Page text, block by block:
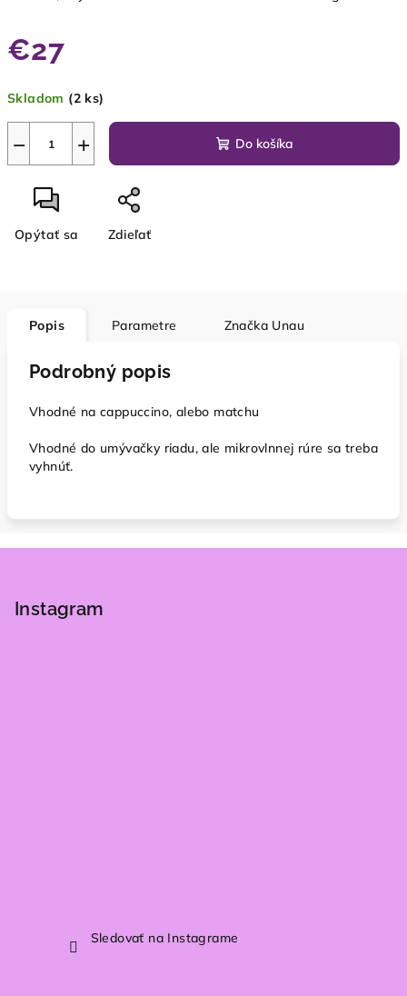
€27
cena:
Skladom (2 ks)
+
− Do košíka
Opýtať sa Zdieľať
Popis Parametre Značka Unau
Podrobný popis
Vhodné na cappuccino, alebo matchu
Vhodné do umývačky riadu, ale mikrovlnnej rúre sa treba
vyhnúť.
Instagram
Sledovať na Instagrame